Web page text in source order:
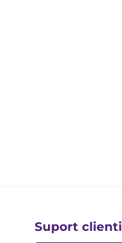
Suport clienti